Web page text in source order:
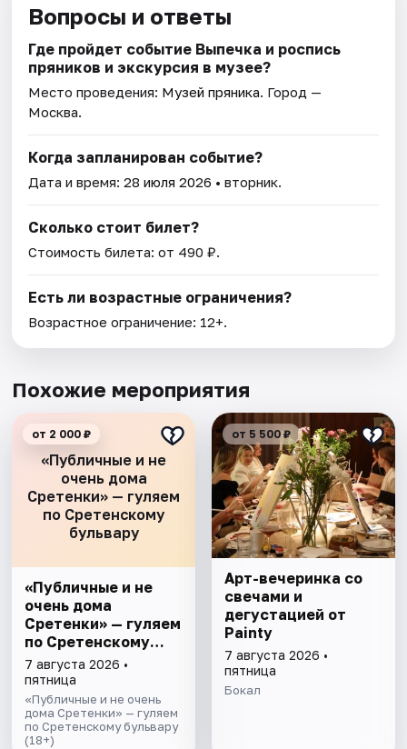
Вопросы и ответы
Где пройдет событие Выпечка и роспись
пряников и экскурсия в музее?
Место проведения: Музей пряника. Город —
Москва.
Когда запланирован событие?
Дата и время:28 июля 2026 • вторник.
Сколько стоит билет?
Стоимость билета: от 490 ₽.
Есть ли возрастные ограничения?
Возрастное ограничение: 12+.
Похожие мероприятия
«Публичные и не
очень дома
Сретенки» — гуляем
по Сретенскому
бульвару
от 2 000 ₽
«Публичные и не
очень дома
Сретенки» — гуляем
по Сретенскому
бульвару
7 августа 2026 •
пятница
«Публичные и не очень
дома Сретенки» — гуляем
по Сретенскому бульвару
(18+)
от 5 500 ₽
Арт-вечеринка со
свечами и
дегустацией от
Painty
7 августа 2026 •
пятница
Бокал